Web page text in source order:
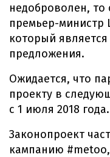
недоброволен, то
премьер-
который
предложения.
Ожидается, что
проекту в
с 1 июля 2018 года.
Законопроект
кампанию